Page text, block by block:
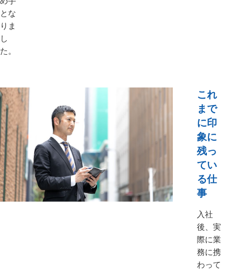
とな
りま
し
た。
これ
まで
に印
象に
残っ
てい
る仕
事
入社
後、実
際に業
務に携
わって